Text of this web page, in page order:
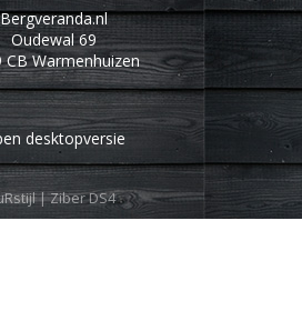
Bergveranda.nl
Oudewal 69
CB Warmenhuizen
desktopversie
|Ziber DS4